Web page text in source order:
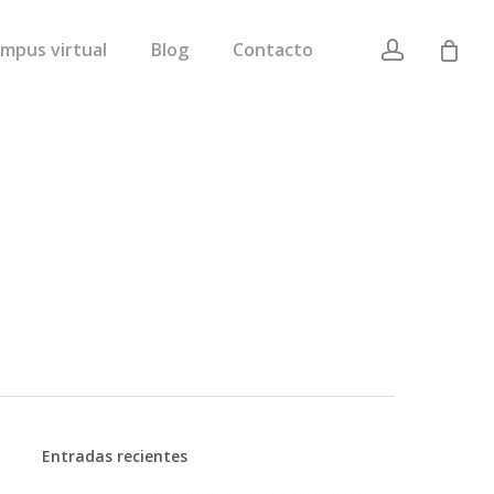
virtual Blog Contacto account
Entradas recientes